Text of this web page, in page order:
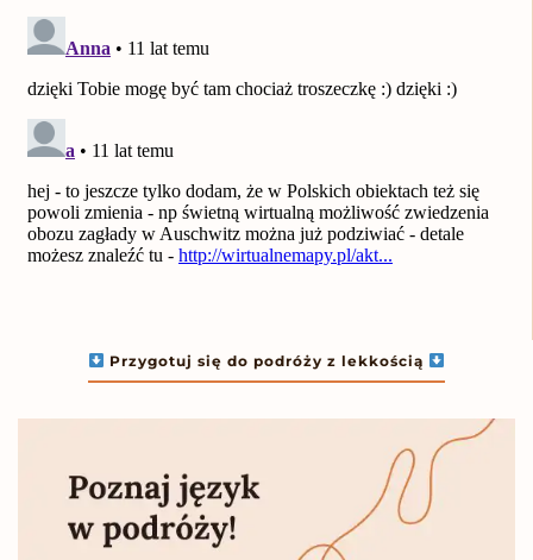
Przygotuj się do podróży z lekkością